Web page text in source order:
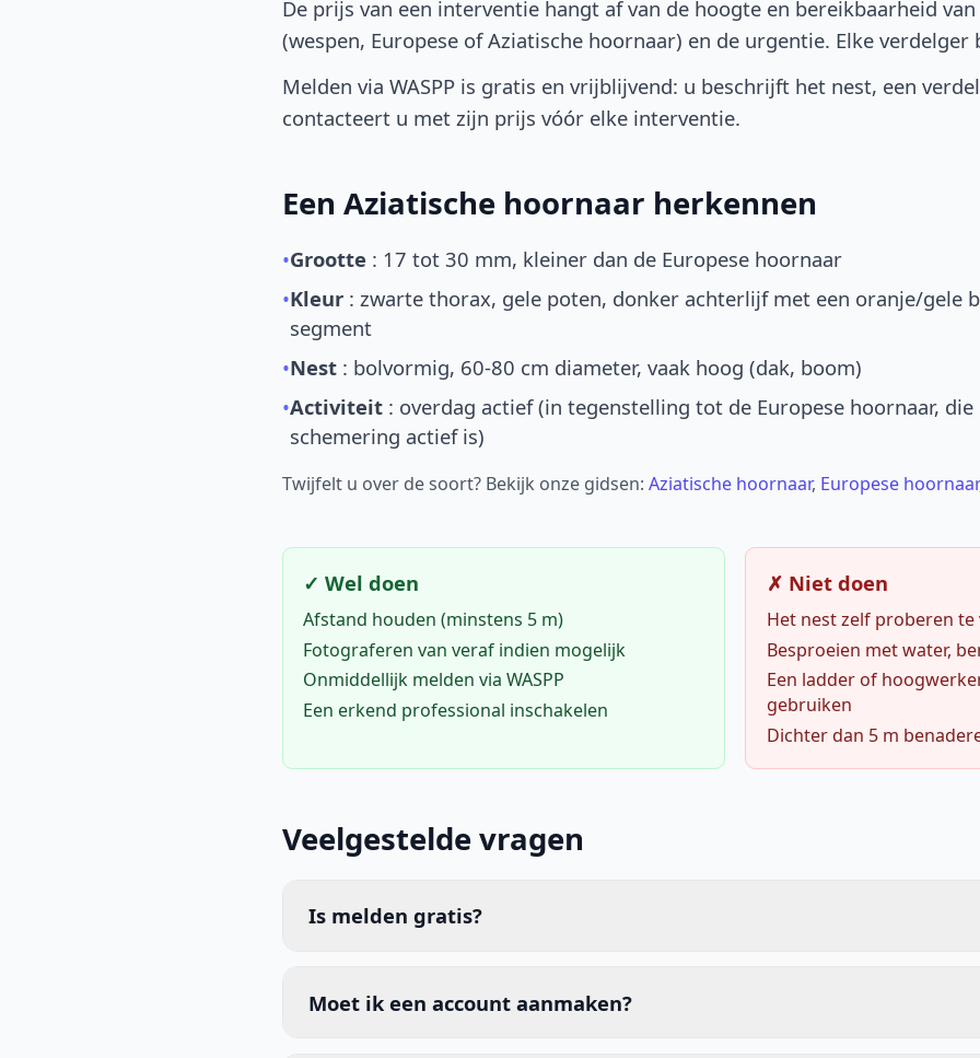
De prijs van een interventie hangt af van de hoogte en bereikbaarheid
(wespen, Europese of Aziatische hoornaar) en de urgentie. Elke
Melden via WASPP is gratis en vrijblijvend: u beschrijft het nest, een
contacteert u met zijn prijs vóór elke interventie.
Een Aziatische hoornaar herkennen
•Grootte : 17 tot 30 mm, kleiner dan de Europese hoornaar
•Kleur : zwarte thorax, gele poten, donker achterlijf met een oranje/gele
segment
•Nest : bolvormig, 60-80 cm diameter, vaak hoog (dak, boom)
•Activiteit : overdag actief (in tegenstelling tot de Europese hoornaar,
schemering actief is)
Twijfelt u over de soort? Bekijk onze gidsen: Aziatische hoornaar, Europese hoornaar
✓ Wel doen
Afstand houden (minstens 5 m)
Fotograferen van veraf indien mogelijk
Onmiddellijk melden via WASPP
Een erkend professional inschakelen
✗ Niet doen
Het nest zelf proberen
Besproeien met water,
Een ladder of
gebruiken
Dichter dan 5 m
Veelgestelde vragen
Is melden gratis?
Moet ik een account aanmaken?